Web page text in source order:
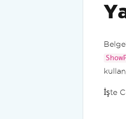
İşte